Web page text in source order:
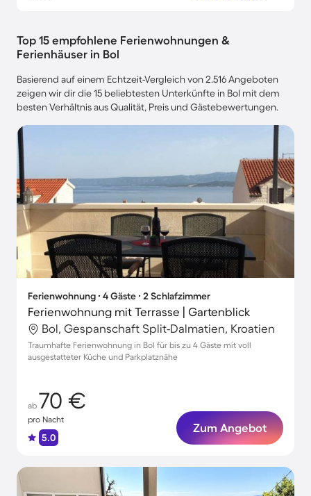
Top 15 empfohlene Ferienwohnungen &
Ferienhäuser in Bol
Basierend auf einem Echtzeit-Vergleich von 2.516 Angeboten
zeigen wir dir die 15 beliebtesten Unterkünfte in Bol mit dem
besten Verhältnis aus Qualität, Preis und Gästebewertungen.
Ferienwohnung ∙ 4 Gäste ∙ 2 Schlafzimmer
Ferienwohnung mit Terrasse | Gartenblick
Bol, Gespanschaft Split-Dalmatien, Kroatien
Traumhafte Ferienwohnung in Bol für bis zu 4 Gäste mit voll
ausgestatteter Küche und Parkplatznähe
ab 70 €
pro Nacht
5.0
Zum Angebot